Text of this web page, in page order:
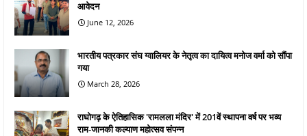
आवेदन
June 12, 2026
भारतीय पत्रकार संघ ग्वालियर के नेतृत्व का दायित्व मनोज वर्मा को सौंपा
गया
March 28, 2026
राघोगढ़ के ऐतिहासिक 'रामलला मंदिर' में 201वें स्थापना वर्ष पर भव्य
राम-जानकी कल्याण महोत्सव संपन्न